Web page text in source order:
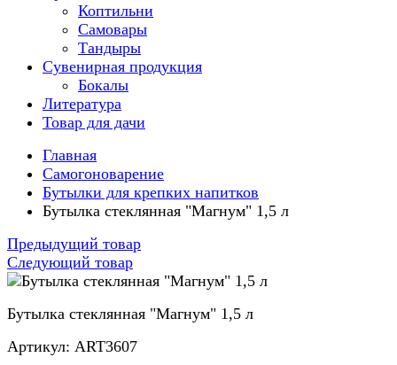
Коптильни
Самовары
Тандыры
Сувенирная продукция
Бокалы
Литература
Товар для дачи
Главная
Самогоноварение
Бутылки для крепких напитков
Бутылка стеклянная "Магнум" 1,5 л
Предыдущий товар
Следующий товар
Бутылка стеклянная "Магнум" 1,5 л
Артикул: ART3607